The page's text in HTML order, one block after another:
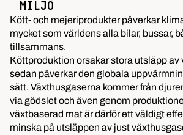
MILJÖ
Kött- och mejeriprodukter påverkar
mycket som världens alla bilar, bussar,
tillsammans.
Köttproduktion orsakar stora utsläpp av
sedan påverkar den globala
sätt. Växthusgaserna kommer från
via gödslet och även genom
växtbaserad mat är därför ett väldigt
minska på utsläppen av just